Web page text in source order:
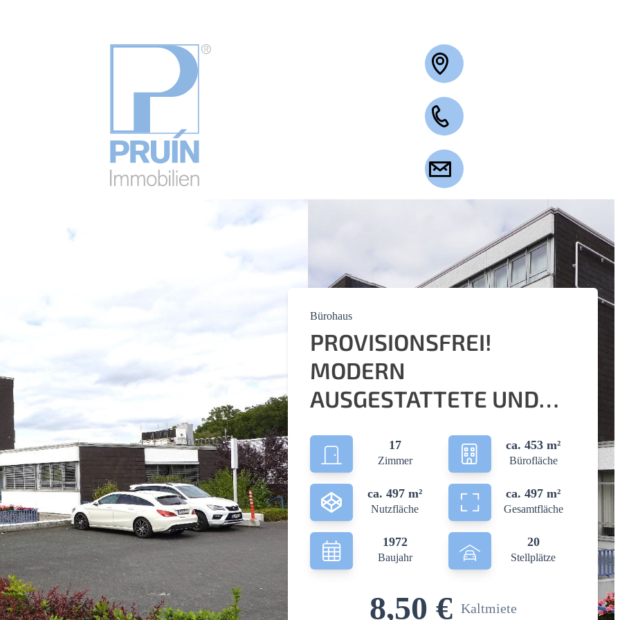
+49 2263 3003
Bürohaus
PROVISIONSFREI!
MODERN
AUSGESTATTETE UND
RENOVIERTE
BÜROETAGE IN
ZENTRALER LAGE
17
Zimmer
ca. 453 m²
Bürofläche
ca. 497 m²
Nutzfläche
ca. 497 m²
Gesamtfläche
1972
Baujahr
20
Stellplätze
8,50 € Kaltmiete